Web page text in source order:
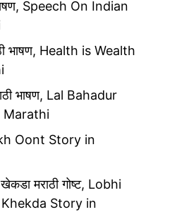
Speech On Indian
भाषण, Health is Wealth
भाषण, Lal Bahadur
Marathi
Oont Story in
मराठी गोष्ट, Lobhi
Story in